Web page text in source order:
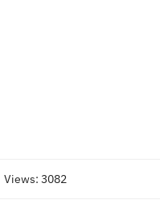
Views: 3082